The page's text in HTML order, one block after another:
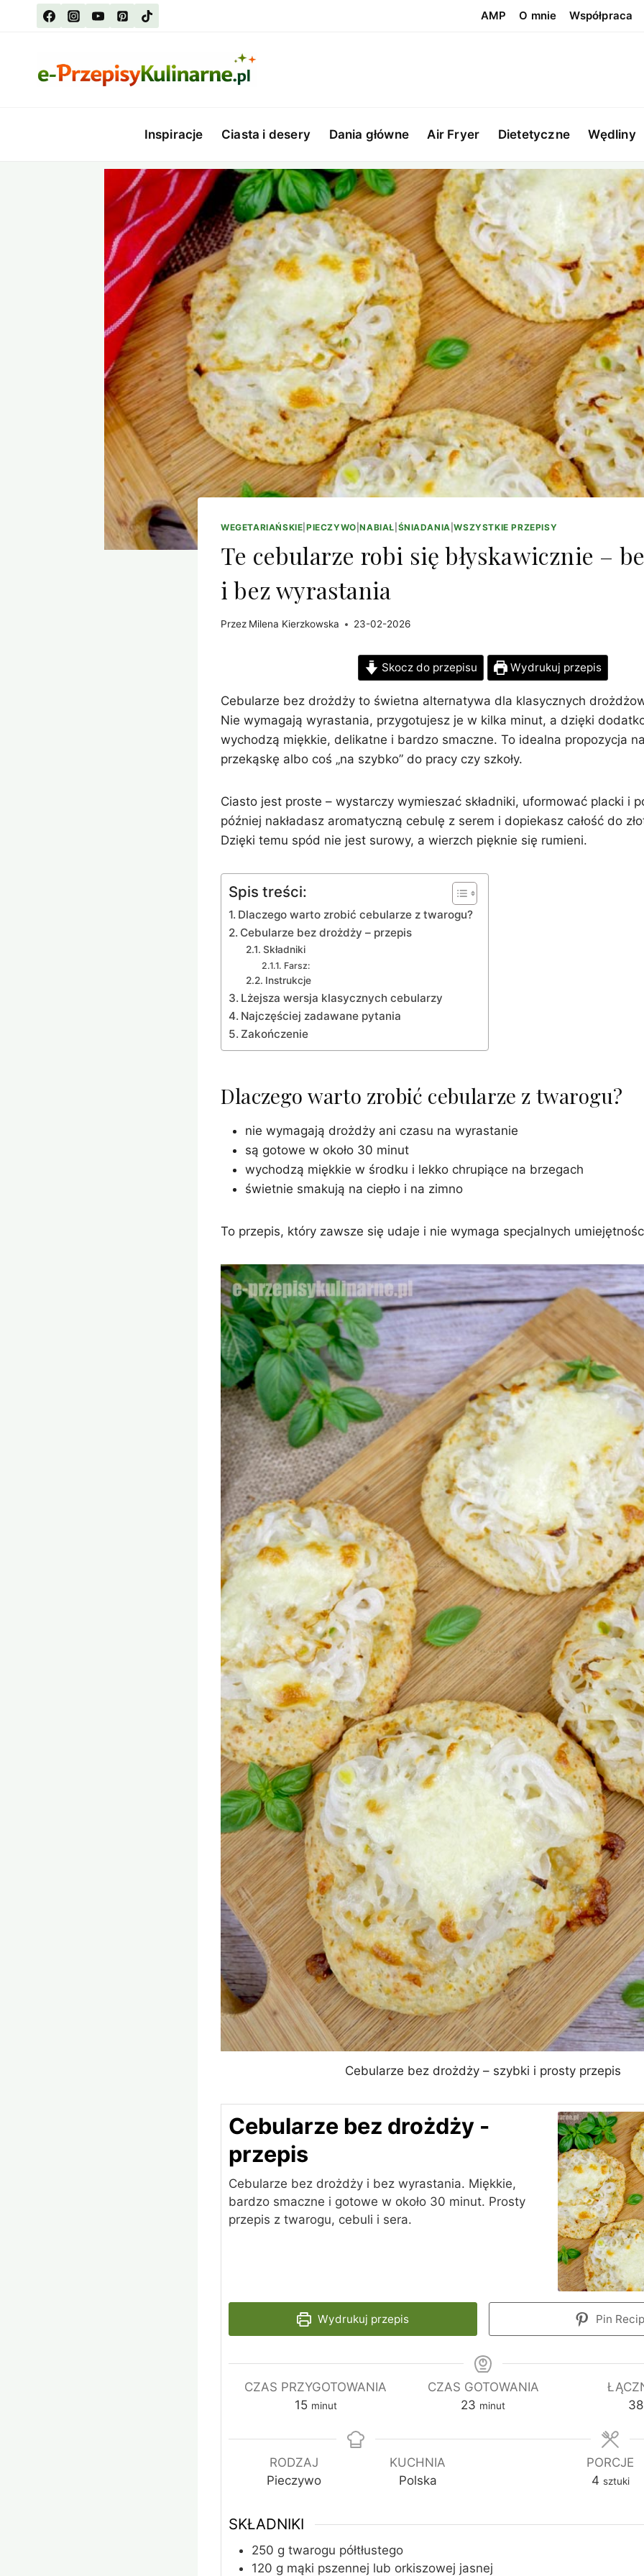
AMP O mnie Współpraca
Inspiracje Ciasta i desery Dania główne Air Fryer Dietetyczne Wędliny
WEGETARIAŃSKIE PIECZYWO |NABIAŁ ŚNIADANIA |WSZYSTKIE PRZEPISY
Te cebularze robi się błyskawicznie –
i bez wyrastania
Przez Milena Kierzkowska 23-02-2026
Skocz do przepisu Wydrukuj przepis
Cebularze bez drożdży to świetna alternatywa dla klasycznych
Nie wymagają wyrastania, przygotujesz je w kilka minut, a dzięki
wychodzą miękkie, delikatne i bardzo smaczne. To idealna propozycja
przekąskę albo coś „na szybko” do pracy czy szkoły.
Ciasto jest proste – wystarczy wymieszać składniki, uformować placki i
później nakładasz aromatyczną cebulę z serem i dopiekasz całość do
Dzięki temu spód nie jest surowy, a wierzch pięknie się rumieni.
Spis treści:
Dlaczego warto zrobić cebularze z twarogu?
Cebularze bez drożdży – przepis
Składniki
Farsz:
Instrukcje
Lżejsza wersja klasycznych cebularzy
Najczęściej zadawane pytania
Zakończenie
Dlaczego warto zrobić cebularze z twarogu?
nie wymagają drożdży ani czasu na wyrastanie
są gotowe w około 30 minut
wychodzą miękkie w środku i lekko chrupiące na brzegach
świetnie smakują na ciepło i na zimno
To przepis, który zawsze się udaje i nie wymaga specjalnych
Cebularze bez drożdży – szybki i prosty przepis
Cebularze bez drożdży -
przepis
Cebularze bez drożdży i bez wyrastania. Miękkie,
bardzo smaczne i gotowe w około 30 minut. Prosty
przepis z twarogu, cebuli i sera.
Wydrukuj przepis Pin
CZAS PRZYGOTOWANIA
15m
n
u
t
minut
CZAS GOTOWANIA
23 m
n
minut
38
RODZAJ
Pieczywo
KUCHNIA
Polska
PORCJE
4 sztuki
SKŁADNIKI
250 g twarogu półtłustego
120 g mąki pszennej lub orkiszowej jasnej